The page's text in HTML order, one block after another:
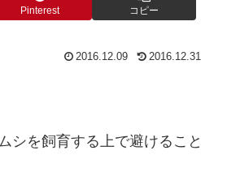
Pinterest コピー
2016.12.09 2016.12.31
シを飼育する上で避けること